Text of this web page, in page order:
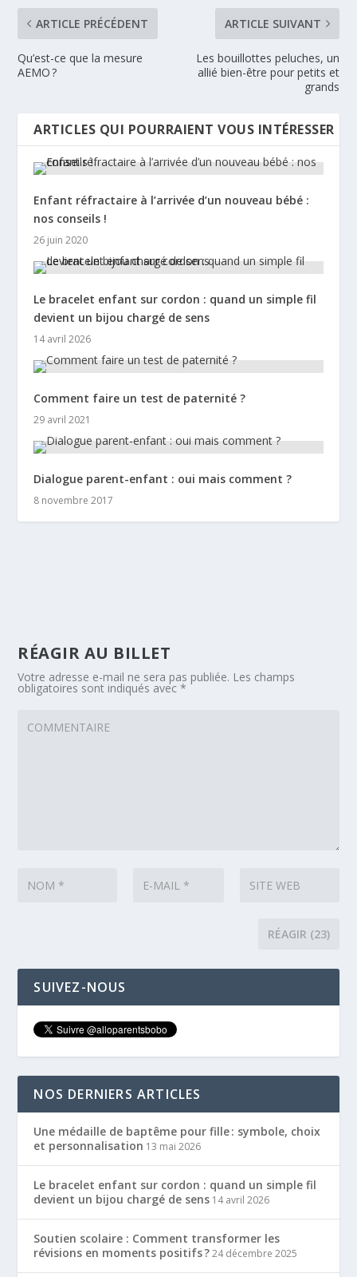
ARTICLE PRÉCÉDENT
Qu’est-ce que la mesure
AEMO ?
ARTICLE SUIVANT
Les bouillottes peluches, un
allié bien-être pour petits et
grands
ARTICLES QUI POURRAIENT VOUS INTÉRESSER
Enfant réfractaire à l’arrivée d’un nouveau bébé :
nos conseils !
26 juin 2020
Le bracelet enfant sur cordon : quand un simple fil
devient un bijou chargé de sens
14 avril 2026
Comment faire un test de paternité ?
29 avril 2021
Dialogue parent-enfant : oui mais comment ?
8 novembre 2017
RÉAGIR AU BILLET
Votre adresse e-mail ne sera pas publiée. Les champs
obligatoires sont indiqués avec*
SUIVEZ-NOUS
NOS DERNIERS ARTICLES
Une médaille de baptême pour fille : symbole, choix
et personnalisation 13 mai 2026
Le bracelet enfant sur cordon : quand un simple fil
devient un bijou chargé de sens 14 avril 2026
Soutien scolaire : Comment transformer les
révisions en moments positifs ? 24 décembre 2025